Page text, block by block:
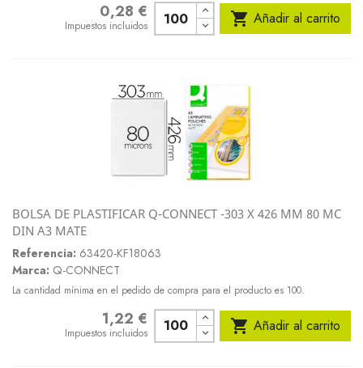
0,28 €
Impuestos incluidos  Añadir al carrito
BOLSA DE PLASTIFICAR Q-CONNECT -303 X 426 MM 80 MC
DIN A3 MATE
Referencia: 63420-KF18063
Marca: Q-CONNECT
La cantidad mínima en el pedido de compra para el producto es 100.
1,22 €
Impuestos incluidos  Añadir al carrito